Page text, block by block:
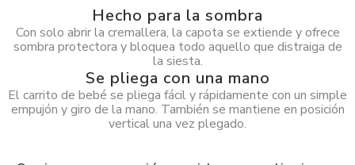
Hecho para la sombra
Con solo abrir la cremallera, la capota se extiende y ofrece
sombra protectora y bloquea todo aquello que distraiga de
la siesta.
Se pliega con una mano
El carrito de bebé se pliega fácil y rápidamente con un simple
empujón y giro de la mano. También se mantiene en posición
vertical una vez plegado.